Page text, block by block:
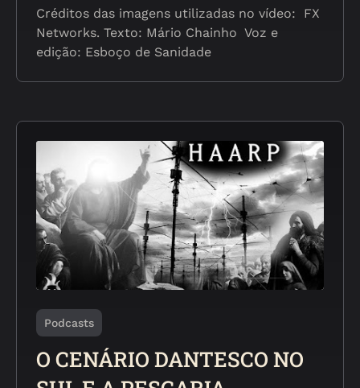
Créditos das imagens utilizadas no vídeo: FX
Networks. Texto: Mário Chainho Voz e
edição: Esboço de Sanidade
Podcasts
O CENÁRIO DANTESCO NO